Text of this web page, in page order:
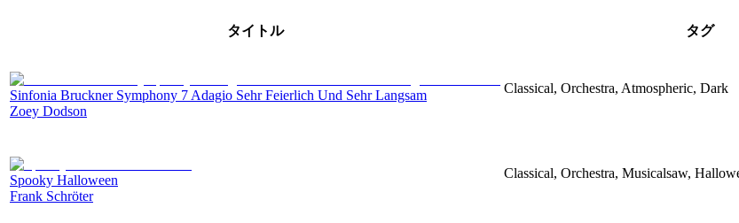
タイトル タグ
Sinfonia Bruckner Symphony 7 Adagio Sehr Feierlich Und Sehr Langsam
Zoey Dodson
Classical, Orchestra, Atmospheric, Dark
Spooky Halloween
Frank Schröter
Classical, Orchestra, Musicalsaw,